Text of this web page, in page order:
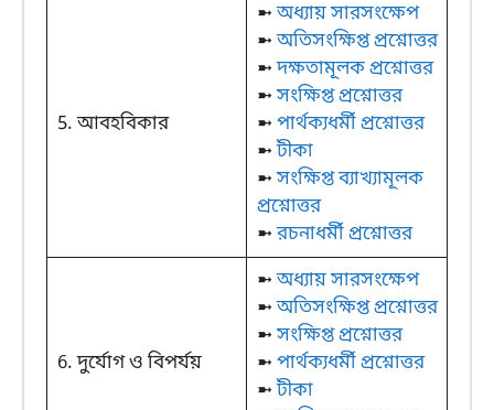
5. আবহবিকার
➼অধ্যায় সারসংক্ষেপ
➼অতিসংক্ষিপ্ত প্রশ্নোত্তর
➼দক্ষতামূলক প্রশ্নোত্তর
➼সংক্ষিপ্ত প্রশ্নোত্তর
➼ পার্থক্যধর্মী প্রশ্নোত্তর
➼টীকা
➼সংক্ষিপ্ত ব্যাখ্যামূলক
প্রশ্নোত্তর
➼রচনাধর্মী প্রশ্নোত্তর
6. দুর্যোগ ও বিপর্যয়
➼অধ্যায় সারসংক্ষেপ
➼অতিসংক্ষিপ্ত প্রশ্নোত্তর
➼সংক্ষিপ্ত প্রশ্নোত্তর
➼ পার্থক্যধর্মী প্রশ্নোত্তর
➼টীকা